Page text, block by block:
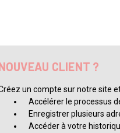
CLIENT ?
un compte sur notre site
Accélérer le processus
Enregistrer plusieurs
Accéder à votre